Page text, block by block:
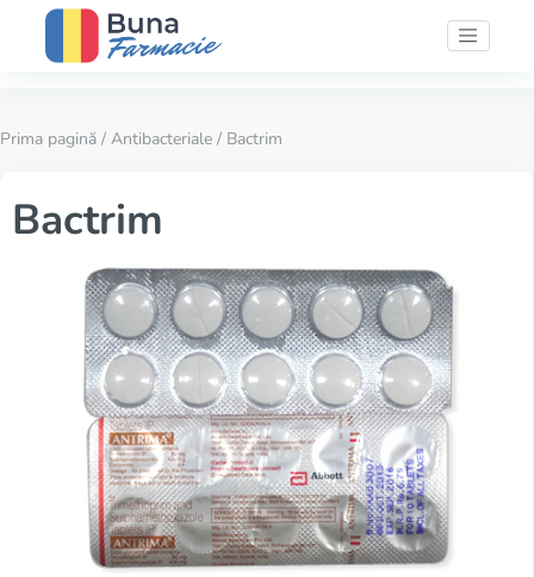
Prima pagină / Antibacteriale / Bactrim
Bactrim